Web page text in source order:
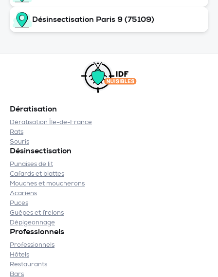
Désinsectisation Paris 9 (75109)
Dératisation
Dératisation Île-de-France
Rats
Souris
Désinsectisation
Punaises de lit
Cafards et blattes
Mouches et moucherons
Acariens
Puces
Guêpes et frelons
Dépigeonnage
Professionnels
Professionnels
Hôtels
Restaurants
Bars